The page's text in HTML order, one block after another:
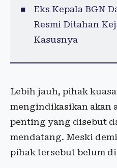
Eks Kepala BGN
Resmi Ditahan
Kasusnya
Lebih jauh, pihak
mengindikasikan akan
penting yang disebut
mendatang. Meski
pihak tersebut belum